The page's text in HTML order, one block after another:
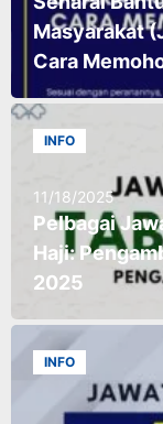
Masyarakat
Cara
INFO
11/18/2025
Pelbagai
Haji:
2025
INFO